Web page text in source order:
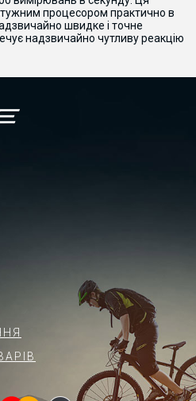
процесором практично в
швидке і точне
надзвичайно чутливуреакцію